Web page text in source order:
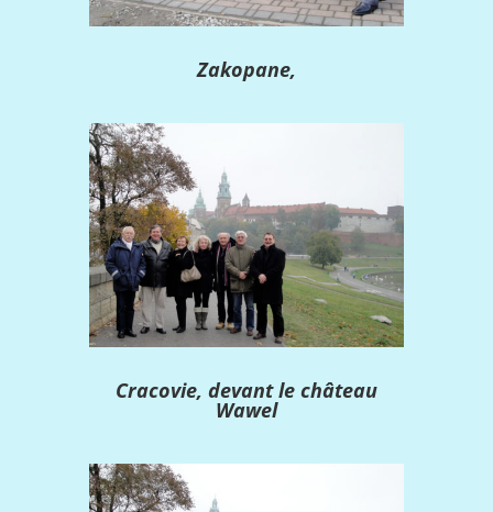
Zakopane,
Cracovie, devant le château
Wawel